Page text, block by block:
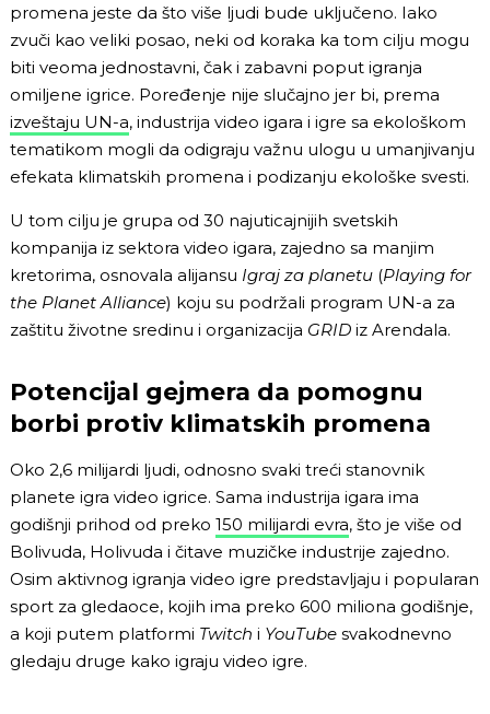
promena jeste da što više ljudi bude uključeno. Iako
zvuči kao veliki posao, neki od koraka ka tom cilju mogu
biti veoma jednostavni, čak i zabavni poput igranja
omiljene igrice. Poređenje nije slučajno jer bi, prema
izveštaju UN-a, industrija video igara i igre sa ekološkom
tematikom mogli da odigraju važnu ulogu u umanjivanju
efekata klimatskih promena i podizanju ekološke svesti.
U tom cilju je grupa od 30 najuticajnijih svetskih
kompanija iz sektora video igara, zajedno sa manjim
kretorima, osnovala alijansu Igraj za planetu (Playing for
the Planet Alliance) koju su podržali program UN-a za
zaštitu životne sredinu i organizacija GRID iz Arendala.
Potencijal gejmera da pomognu
borbi protiv klimatskih promena
Oko 2,6 milijardi ljudi, odnosno svaki treći stanovnik
planete igra video igrice. Sama industrija igara ima
godišnji prihod od preko 150 milijardi evra, što je više od
Bolivuda, Holivuda i čitave muzičke industrije zajedno.
Osim aktivnog igranja video igre predstavljaju i popularan
sport za gledaoce, kojih ima preko 600 miliona godišnje,
a koji putem platformi Twitch i YouTube svakodnevno
gledaju druge kako igraju video igre.